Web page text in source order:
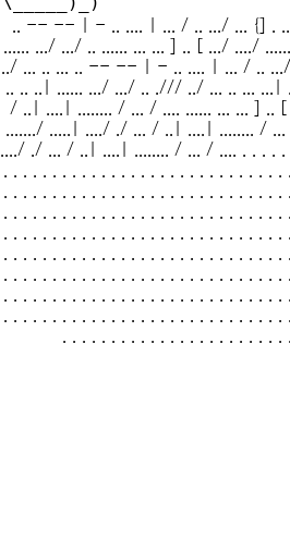
.. -- -- | - .. .... | ... / .. .../ ... {] .
...... .../ .../ .. ...... ... ... ] .. [ .../ ..../
../ ... .. ... .. -- -- | - .. .... | ... / ..
.. .. ..| ...... .../ .../ .. ./// ../ ... .. ... ...|
/ ..| ....| ........ / ... / .... ...... ... ... ] ..
......./ .....| ..../ ./ ... / ..| ....| ........ /
..../ ./ ... / ..| ....| ........ / ... / .... . . . . .
. . . . . . . . . . . . . . . . . . . . . . . . . . . . .
. . . . . . . . . . . . . . . . . . . . . . . . . . . . .
. . . . . . . . . . . . . . . . . . . . . . . . . . . . .
. . . . . . . . . . . . . . . . . . . . . . . . . . . . .
. . . . . . . . . . . . . . . . . . . . . . . . . . . . .
. . . . . . . . . . . . . . . . . . . . . . . . . . . . .
. . . . . . . . . . . . . . . . . . . . . . . . . . . . .
. . . . . . . . . . . . . . . . . . . . . . . . . . . . .
. . . . . . . . . . . . . . . . . . . . . . .